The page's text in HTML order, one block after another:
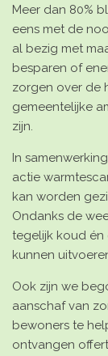
Meer dan 80%
eens met de
al bezig met
besparen of
zorgen over de
gemeentelijke
zijn.
In
actie
kan worden
Ondanks de
tegelijk koud én
kunnen
Ook zijn we
aanschaf van
bewoners te
ontvangen